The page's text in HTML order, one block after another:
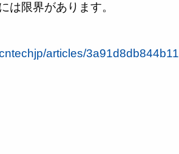
は限界があります。
articles/3a91d8db844b11